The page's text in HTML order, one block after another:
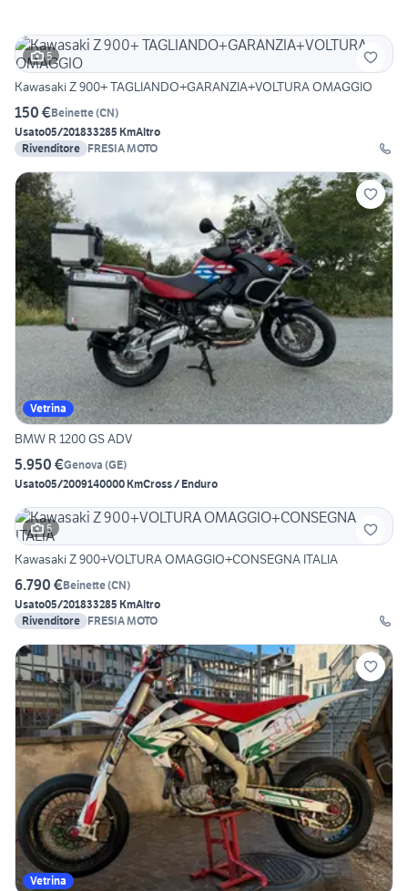
5
Kawasaki Z 900+ TAGLIANDO+GARANZIA+VOLTURA OMAGGIO
150 €Beinette(CN)
Usato05/201833285 KmAltro
Rivenditore FRESIA MOTO
Vetrina
BMW R 1200 GS ADV
5.950 €Genova (GE)
Usato05/2009140000 KmCross / Enduro
5
Kawasaki Z 900+VOLTURA OMAGGIO+CONSEGNA ITALIA
6.790 €Beinette(CN)
Usato05/201833285 KmAltro
Rivenditore FRESIA MOTO
Vetrina